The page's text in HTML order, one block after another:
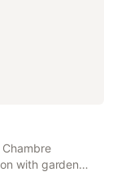
with garden
from Le